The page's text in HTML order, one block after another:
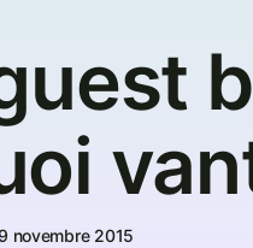
novembre 2015